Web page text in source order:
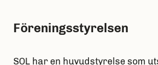
Föreningsstyrelsen
SOL har en huvudstyrelse som